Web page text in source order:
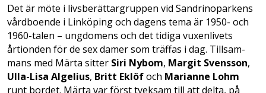
Det är möte i livsberättar­gruppen vid Sandrinoparkens
vårdboende i Linköping och dagens tema är 1950- och
1960-talen – ung­dom­ens och det tidiga vuxenlivets
årtionden för de sex damer som träffas i dag. Tillsam­
mans med Märta sitter Siri Nybom, Margit Svensson,
Ulla-Lisa Algelius, Britt Eklöfoch Marianne Lohm
runt bordet. Märta var först tveksam till att delta, på